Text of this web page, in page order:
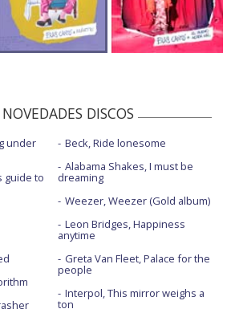
DISCOS
under
guide to
Beck, Ride lonesome
Alabama Shakes, I must be
dreaming
Weezer, Weezer (Gold album)
Leon Bridges, Happiness
anytime
Greta Van Fleet, Palace for the
people
Interpol, This mirror weighs a
ton